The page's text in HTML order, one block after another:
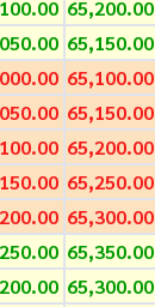
65,200.00
65,150.00
65,100.00
65,150.00
65,200.00
65,250.00
65,300.00
65,350.00
65,300.00